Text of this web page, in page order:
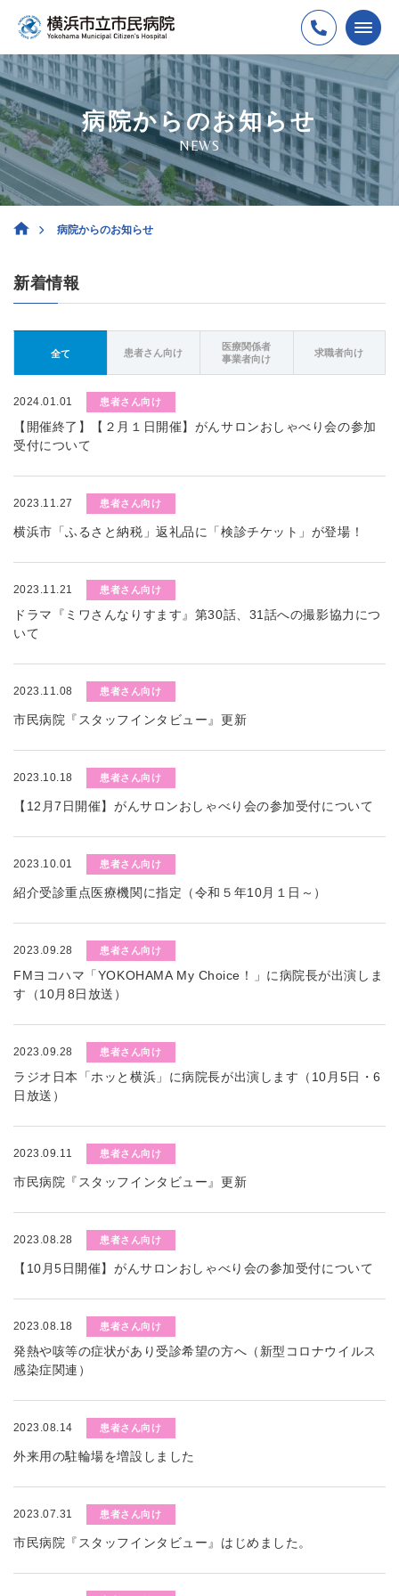
病院からのお知らせ
NEWS
病院からのお知らせ
新着情報
全て 患者さん向け
医療関係者
事業者向け
求職者向け
2024.01.01 患者さん向け
【開催終了】【２月１日開催】がんサロンおしゃべり会の参加
受付について
2023.11.27 患者さん向け
横浜市「ふるさと納税」返礼品に「検診チケット」が登場！
2023.11.21 患者さん向け
ドラマ『ミワさんなりすます』第30話、31話への撮影協力につ
いて
2023.11.08 患者さん向け
市民病院『スタッフインタビュー』更新
2023.10.18 患者さん向け
【12月7日開催】がんサロンおしゃべり会の参加受付について
2023.10.01 患者さん向け
紹介受診重点医療機関に指定（令和５年10月１日～）
2023.09.28 患者さん向け
FMヨコハマ「YOKOHAMA My Choice！」に病院長が出演しま
す（10月8日放送）
2023.09.28 患者さん向け
ラジオ日本「ホッと横浜」に病院長が出演します（10月5日・6
日放送）
2023.09.11 患者さん向け
市民病院『スタッフインタビュー』更新
2023.08.28 患者さん向け
【10月5日開催】がんサロンおしゃべり会の参加受付について
2023.08.18 患者さん向け
発熱や咳等の症状があり受診希望の方へ（新型コロナウイルス
感染症関連）
2023.08.14 患者さん向け
外来用の駐輪場を増設しました
2023.07.31 患者さん向け
市民病院『スタッフインタビュー』はじめました。